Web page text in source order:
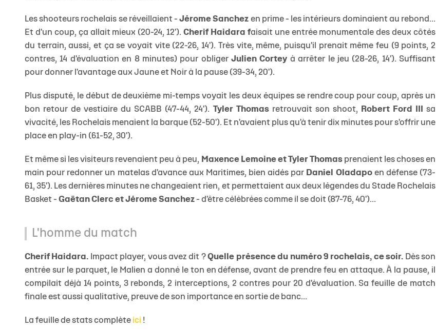
Les shooteurs rochelais se réveillaient -Jérome Sanchez en prime - les intérieurs dominaient au rebond...
Et d'un coup, ça allait mieux (20-24, 12'). Cherif Haidara faisait une entrée monumentale des deux côtés
du terrain, aussi, et ça se voyait vite (22-26, 14'). Très vite, même, puisqu'il prenait même feu (9 points, 2
contres, 14 d'évaluation en 8 minutes) pour obliger Julien Cortey à arrêter le jeu (28-26, 14'). Suffisant
pour donner l'avantage aux Jaune et Noir à la pause (39-34, 20').
Plus disputé, le début de deuxième mi-temps voyait les deux équipes se rendre coup pour coup, après un
bon retour de vestiaire du SCABB (47-44, 24').
Tyler Thomasretrouvait son shoot, Robert Ford III sa
vivacité, les Rochelais menaient la barque (52-50'). Et n'avaient plus qu'à tenir dix minutes pour s'offrir une
place en play-in (61-52, 30').
Et même si les visiteurs revenaient peu à peu, Maxence Lemoine et Tyler Thomasprenaient les choses en
main pour redonner un matelas d'avance aux Maritimes, bien aidés par Daniel Oladapoen défense (73-
61, 35'). Les dernières minutes ne changeaient rien, et permettaient aux deux légendes du Stade Rochelais
Basket - Gaëtan Clerc et Jérome Sanchez - d'être célébrées comme il se doit (87-76, 40')...
L'homme du match
Cherif Haidara. Impact player, vous avez dit ?Quelle présence du numéro 9 rochelais, ce soir. Dès son
entrée sur le parquet, le Malien a donné le ton en défense, avant de prendre feu en attaque. À la pause, il
compilait déjà 14 points, 3 rebonds, 2 interceptions, 2 contres pour 20 d'évaluation. Sa feuille de match
finale est aussi qualitative, preuve de son importance en sortie de banc...
La feuille de stats complète ici !